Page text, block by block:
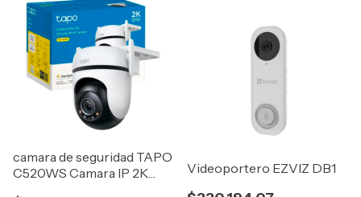
camara de seguridad TAPO
C520WS Camara IP 2K
Videoportero EZVIZ DB1